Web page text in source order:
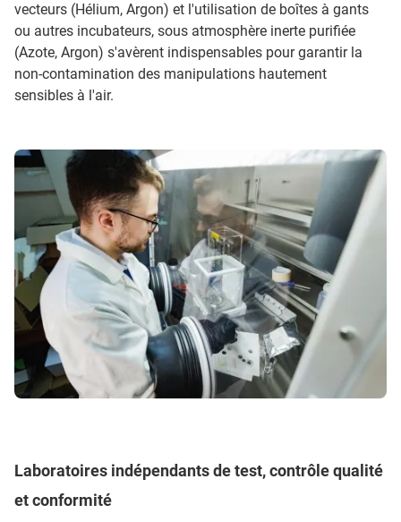
vecteurs (Hélium, Argon) et l'utilisation de boîtes à gants
ou autres incubateurs, sous atmosphère inerte purifiée
(Azote, Argon) s'avèrent indispensables pour garantir la
non-contamination des manipulations hautement
sensibles à l'air.
Laboratoires indépendants de test, contrôle qualité
et conformité